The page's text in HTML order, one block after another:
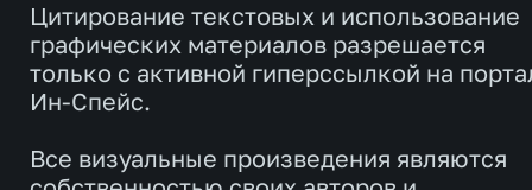
Цитирование текстовых и использование
графических материалов разрешается
только с активной гиперссылкой на
Ин-Спейс.
Все визуальные произведения являются